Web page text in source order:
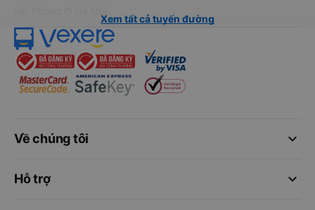
Xem tất cả tuyến đường
keyboard_arrow_down
Về chúng tôi
keyboard_arrow_down
Hỗ trợ